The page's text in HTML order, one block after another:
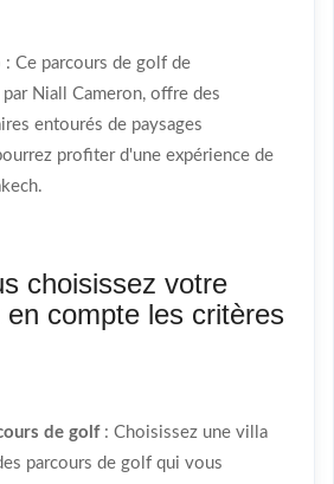
: Ce parcours de golf de
Niall Cameron, offre des
entourés de paysages
profiter d'une expérience de
choisissez votre
compte les critères
de golf: Choisissez une villa
parcours de golf qui vous